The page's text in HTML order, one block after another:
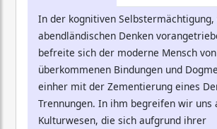
In der kognitiven
abendländischen Denken
befreite sich der moderne Mensch
überkommenen Bindungen und
einher mit der Zementierung eines
Trennungen. In ihm begreifen wir uns
Kulturwesen, die sich aufgrund ihrer